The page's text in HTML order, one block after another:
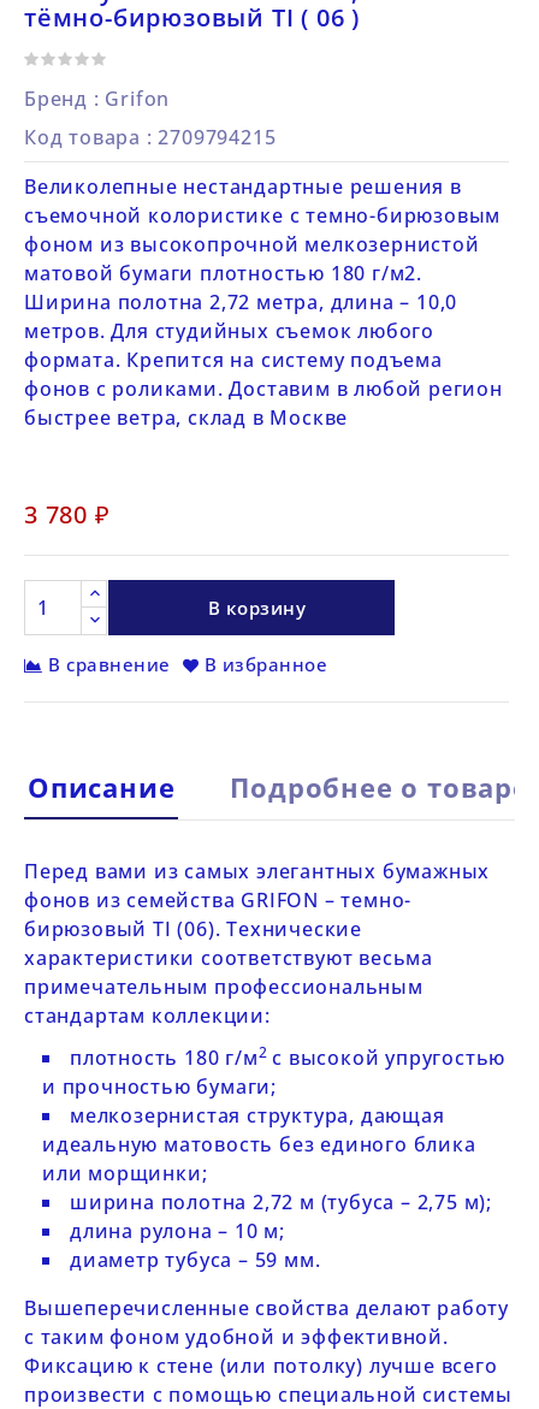
тёмно-бирюзовый TI ( 06 )
Бренд : Grifon
Код товара : 2709794215
Великолепные нестандартные решения в
съемочной колористике с темно-бирюзовым
фоном из высокопрочной мелкозернистой
матовой бумаги плотностью 180 г/м2.
Ширина полотна 2,72 метра, длина – 10,0
метров. Для студийных съемок любого
формата. Крепится на систему подъема
фонов с роликами. Доставим в любой регион
быстрее ветра, склад в Москве
3 780 ₽
В корзину
В сравнение В избранное
Описание Подробнее о товаре
Перед вами из самых элегантных бумажных
фонов из семейства GRIFON – темно-
бирюзовый TI (06). Технические
характеристики соответствуют весьма
примечательным профессиональным
стандартам коллекции:
плотность 180 г/м2 с высокой упругостью
и прочностью бумаги;
мелкозернистая структура, дающая
идеальную матовость без единого блика
или морщинки;
ширина полотна 2,72 м (тубуса – 2,75 м);
длина рулона – 10 м;
диаметр тубуса – 59 мм.
Вышеперечисленные свойства делают работу
с таким фоном удобной и эффективной.
Фиксацию к стене (или потолку) лучше всего
произвести с помощью специальной системы